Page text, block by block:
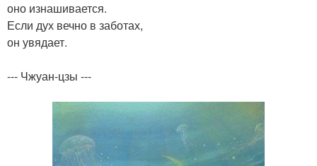
оно изнашивается.
Если дух вечно в заботах,
он увядает.
--- Чжуан-цзы ---